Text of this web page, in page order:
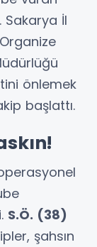
Sakarya İl
önlemek
başlattı.
S.Ö. (38)
şahsın